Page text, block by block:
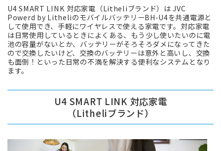
U4 SMART LINK 対応家電（Litheliブランド）は JVC
Powerd by LitheliのモバイルバッテリーBH-U4を共通電源と
して使用でき、手軽にワイヤレスで使える家電です。対応家電
は日常使用しているときによくある、もう少し使いたいのに電
池の容量がないとか、バッテリーがそろそろダメになってきた
ので交換したいけど、交換のバッテリーは意外と高いし、交換
も面倒！といった日常の不満を解決する便利なシステムとなり
ます。
U4 SMART LINK 対応家電
（Litheliブランド）